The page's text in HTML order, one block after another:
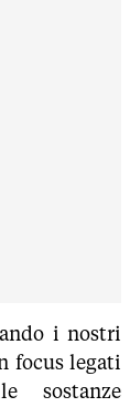
i nostri
focus legati
sostanze